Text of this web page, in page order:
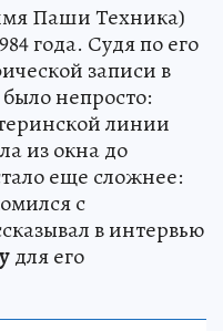
Паши Техника)
года. Судя по его
записи в
непросто:
линии
из окна до
еще сложнее:
с
в интервью
для его